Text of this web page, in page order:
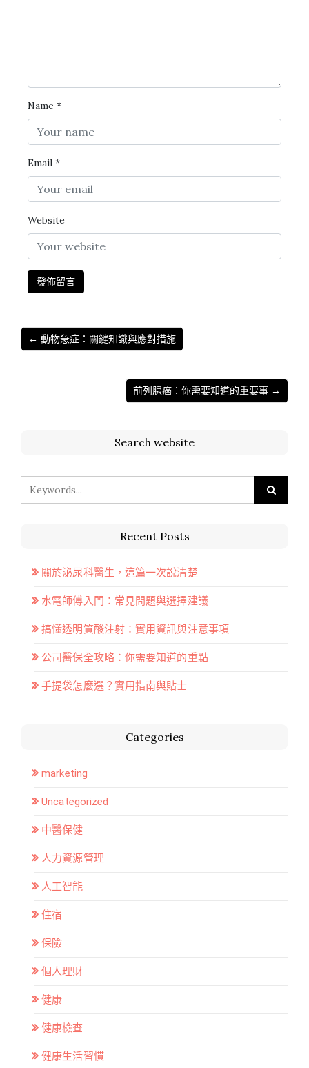
Name *
Email *
Website
← 動物急症：關鍵知識與應對措施
前列腺癌：你需要知道的重要事 →
Search website
Recent Posts
關於泌尿科醫生，這篇一次說清楚
水電師傅入門：常見問題與選擇建議
搞懂透明質酸注射：實用資訊與注意事項
公司醫保全攻略：你需要知道的重點
手提袋怎麼選？實用指南與貼士
Categories
marketing
Uncategorized
中醫保健
人力資源管理
人工智能
住宿
保險
個人理財
健康
健康檢查
健康生活習慣